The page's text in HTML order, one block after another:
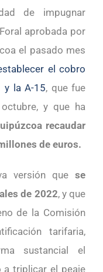
de impugnar
aprobada por
el pasado mes
el cobro
y la A-15, que fue
y que ha
recaudar
de euros.
versión que se
de 2022, y que
de la Comisión
tarifaria,
sustancial el
a triplicar el peaje